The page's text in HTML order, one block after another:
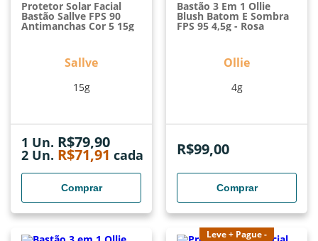
Protetor Solar Facial
Bastão Sallve FPS 90
Antimanchas Cor 5 15g
Sallve
15g
1 Un. R$79,90
2 Un. R$71,91 cada
Comprar
Bastão 3 Em 1 Ollie
Blush Batom E Sombra
FPS 95 4,5g - Rosa
Ollie
4g
R$99,00
Comprar
Leve + Pague -